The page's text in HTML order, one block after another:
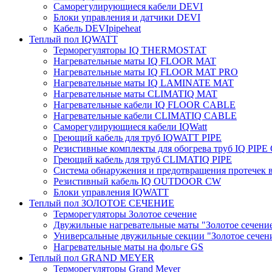
Саморегулирующиеся кабели DEVI
Блоки управления и датчики DEVI
Кабель DEVIpipeheat
Теплый пол IQWATT
Терморегуляторы IQ THERMOSTAT
Нагревательные маты IQ FLOOR MAT
Нагревательные маты IQ FLOOR MAT PRO
Нагревательные маты IQ LAMINATE MAT
Нагревательные маты CLIMATIQ MAT
Нагревательные кабели IQ FLOOR CABLE
Нагревательные кабели CLIMATIQ CABLE
Саморегулирующиеся кабели IQWatt
Греющий кабель для труб IQWATT PIPE
Резистивные комплекты для обогрева труб IQ PIPE
Греющий кабель для труб CLIMATIQ PIPE
Система обнаружения и предотвращения протечек
Резистивный кабель IQ OUTDOOR CW
Блоки управления IQWATT
Теплый пол ЗОЛОТОЕ СЕЧЕНИЕ
Терморегуляторы Золотое сечение
Двужильные нагревательные маты "Золотое
Универсальные двужильные секции "Золотое
Нагревательные маты на фольге GS
Теплый пол GRAND MEYER
Терморегуляторы Grand Meyer